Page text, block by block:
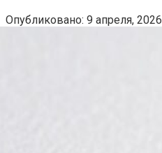
Опубликовано: 9 апреля, 2026